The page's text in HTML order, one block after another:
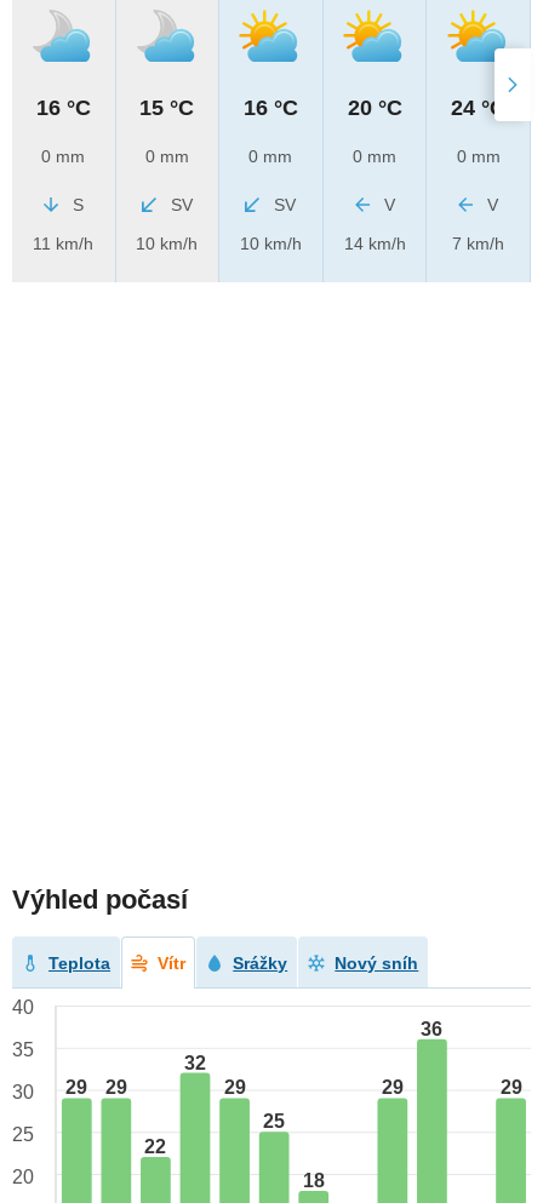
16 °C
0 mm
S
11 km/h
15 °C
0 mm
SV
10 km/h
16 °C
0 mm
SV
10 km/h
20 °C
0 mm
V
14 km/h
24 °C
0 mm
V
7 km/h
Výhled počasí
Teplota Vítr Srážky Nový sníh
29 29
22
32
29
25
18
29
36
29
40
35
30
25
20